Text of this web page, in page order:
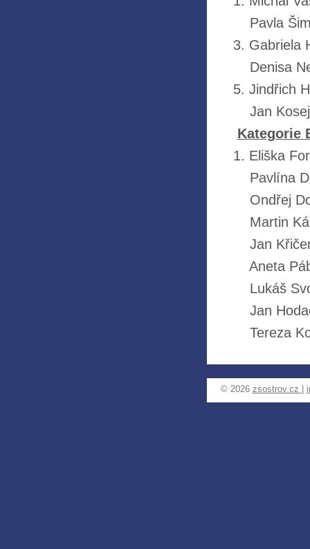
Pavla
3. Gabriela
Denisa
5. Jindřich
Jan
Kategorie
1. Eliška
Pavlína
Ondřej
Martin
Jan
Aneta
Lukáš
Jan
Tereza
© 2026 zsostrov.cz